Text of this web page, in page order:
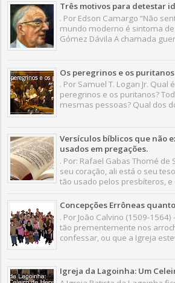
Três motivos para detestar
. Por Edson Camargo “Não
mundo moderno é sintoma de
Gómez Dávila A chamada
Os peregrinos e os puritanos
. Por Samuel T. Logan Jr. Qual
peregrinos e os puritanos?
mesmas pessoas? Qual dos
Versículos bíblicos que não
usados em pregações.
. Por: Rafael Gabas Thomé de
seu coração, ali está o seu
tão usado pelos presbíteros, e
Concepções Errôneas
. Por João Calvino (1509-
tão prementemente nos
confessar, ou que a Igreja
Igreja da Lagoinha: Um